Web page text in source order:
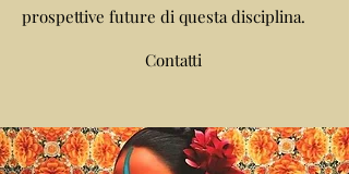
prospettive future di questa disciplina.
Contatti